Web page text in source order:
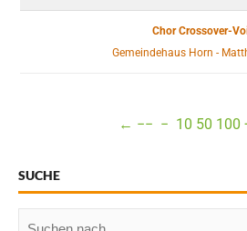
Chor Crossover-
Gemeindehaus Horn -
← −− − 10 50 100
SUCHE